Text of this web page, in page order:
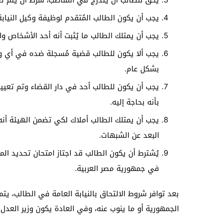
يجب أن يكون الطالب المُتقدم لوظيفة وكيل
يجب أن يمتلك الطالب ما يُثبت أنه أحد الأشخاص
يجب ألا يكون للطالب قضية مُسجلة ضده في أي وقت
بشكل عام.
يجب أن يكون للطالب أحد في دار القضاء وتم
بأنه بحاجة إليه.
يجب أن يمتلك الطالب أملاك لكي تضمن الهيئة
البعد عن الشبهات.
يُشترط أن يكون الطالب قد اجتاز امتحان تحديد
في جمهورية مصر العربية.
بعد توافر شروط الالتحاق بالنيابة العامة في
الجمهورية أو ما ينوب عنه، وفي العادة يكون وزير